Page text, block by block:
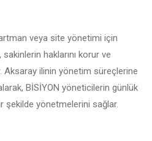
veya site yönetimi için
haklarını korur ve
Aksaray ilinin yönetim süreçlerine
BİSİYON yöneticilerin günlük
şekilde yönetmelerini sağlar.